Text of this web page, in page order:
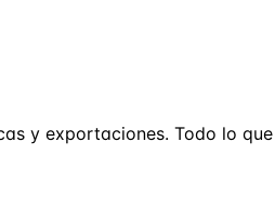
y exportaciones. Todo lo